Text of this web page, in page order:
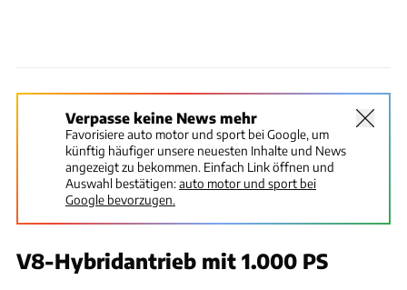
Verpasse keine News mehr
Favorisiere auto motor und sport bei Google, um
künftig häufiger unsere neuesten Inhalte und News
angezeigt zu bekommen. Einfach Link öffnen und
Auswahl bestätigen:auto motor und sport bei
Google bevorzugen.
V8-Hybridantrieb mit 1.000 PS